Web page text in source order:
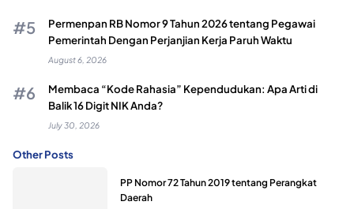
Permenpan RB Nomor 9 Tahun 2026 tentang Pegawai
Pemerintah Dengan Perjanjian Kerja Paruh Waktu
August 6, 2026
Membaca “Kode Rahasia” Kependudukan: Apa Arti di
Balik 16 Digit NIK Anda?
July 30, 2026
Other Posts
PP Nomor 72 Tahun 2019 tentang Perangkat
Daerah